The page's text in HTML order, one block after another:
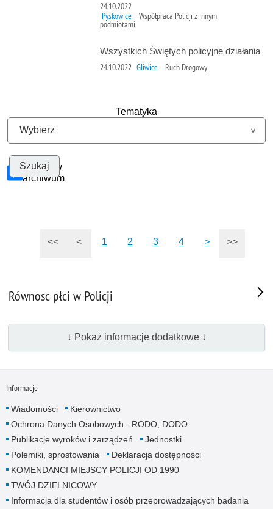
24.10.2022
Pyskowice Współpraca Policji z innymi
podmiotami
Wszystkich Świętych policyjne działania
24.10.2022 Gliwice Ruch Drogowy
Tematyka
Szukaj w
archiwum
<< < 1 2 3 4 > >>
Równosc płci w Policji
↓ Pokaż informacje dodatkowe ↓
Informacje
Wiadomości
Kierownictwo
Ochrona Danych Osobowych - RODO, DODO
Publikacje wyroków i zarządzeń
Jednostki
Polemiki, sprostowania
Deklaracja dostępności
KOMENDANCI MIEJSCY POLICJI OD 1990
TWÓJ DZIELNICOWY
Informacja dla studentów i osób przeprowadzających badania